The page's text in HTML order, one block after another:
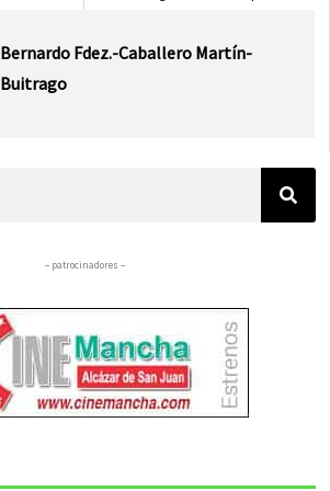
Bernardo Fdez.-Caballero Martín-
Buitrago
– patrocinadores –